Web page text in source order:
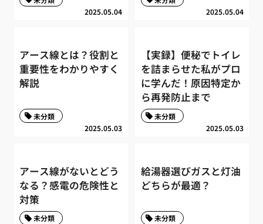
2025.05.04
2025.05.04
アース線とは？役割と
重要性をわかりやすく
解説
2025.05.03
未分類
【実録】便秘でトイレ
を詰まらせた私がプロ
に学んだ！原因特定か
ら再発防止まで
2025.05.03
未分類
アース線がないとどう
なる？感電の危険性と
対策
未分類
給湯器選びガスと灯油
どちらが最適？
未分類